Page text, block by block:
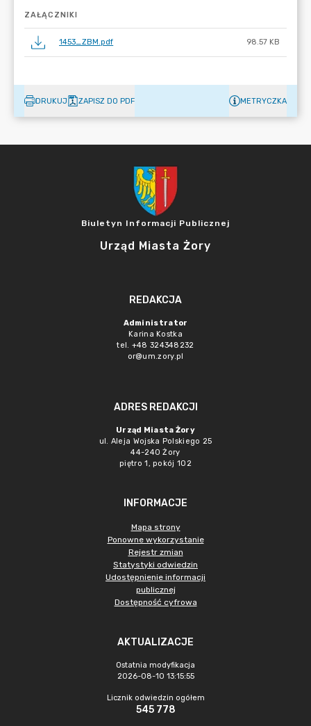
ZAŁĄCZNIKI
1453_ZBM.pdf 98.57 KB
DRUKUJ ZAPISZ DO PDF METRYCZKA
Biuletyn Informacji Publicznej
Urząd Miasta Żory
REDAKCJA
Administrator
Karina Kostka
tel. +48 324348232
or@um.zory.pl
ADRES REDAKCJI
Urząd Miasta Żory
ul. Aleja Wojska Polskiego 25
44-240 Żory
piętro 1, pokój 102
INFORMACJE
Mapa strony
Ponowne wykorzystanie
Rejestr zmian
Statystyki odwiedzin
Udostępnienie informacji
publicznej
Dostępność cyfrowa
AKTUALIZACJE
Ostatnia modyfikacja
2026-08-10 13:15:55
Licznik odwiedzin ogółem
545 778